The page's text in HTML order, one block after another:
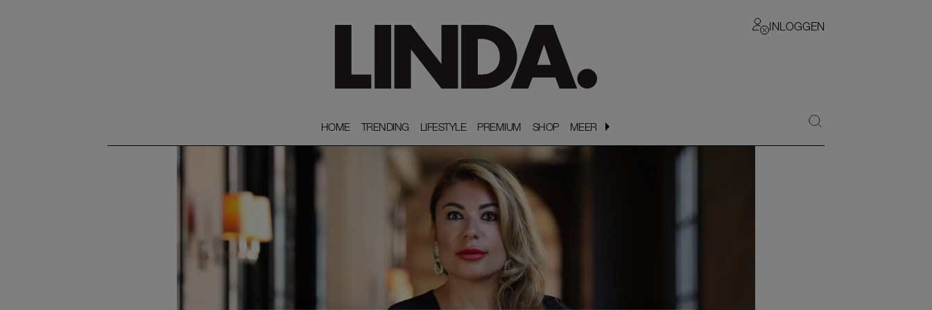
INLOGGEN
HOME
HOME TRENDING
TRENDING LIFESTYLE
LIFESTYLE PREMIUM
PREMIUM SHOP
SHOP MEER
MEER